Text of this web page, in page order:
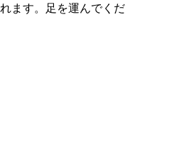
ます。足を運んでくだ